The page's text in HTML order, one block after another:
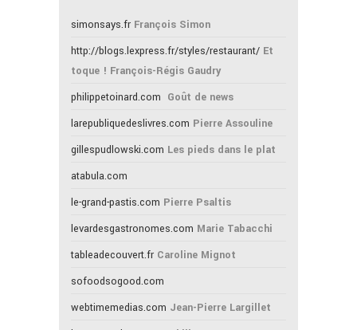
simonsays.fr François Simon
http://blogs.lexpress.fr/styles/restaurant/ Et
toque ! François-Régis Gaudry
philippetoinard.com Goût de news
larepubliquedeslivres.com Pierre Assouline
gillespudlowski.com Les pieds dans le plat
atabula.com
le-grand-pastis.com Pierre Psaltis
levardesgastronomes.com Marie Tabacchi
tableadecouvert.fr Caroline Mignot
sofoodsogood.com
webtimemedias.com Jean-Pierre Largillet